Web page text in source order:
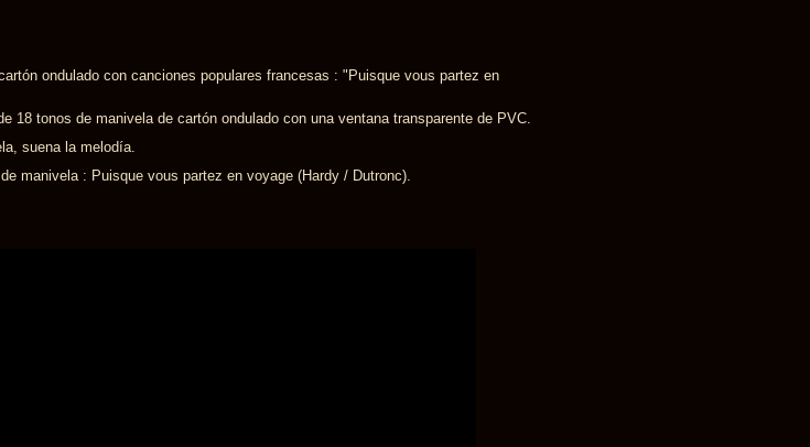
ondulado con canciones populares francesas : "Puisque vous partez en
18 tonos de manivela de cartón ondulado con una ventana transparente de PVC.
suena la melodía.
manivela : Puisque vous partez en voyage (Hardy / Dutronc).